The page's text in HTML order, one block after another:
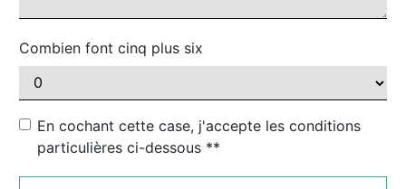
Combien font cinq plus six
En cochant cette case, j'accepte les conditions
particulières ci-dessous **